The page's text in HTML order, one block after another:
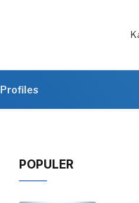
Profiles
POPULER